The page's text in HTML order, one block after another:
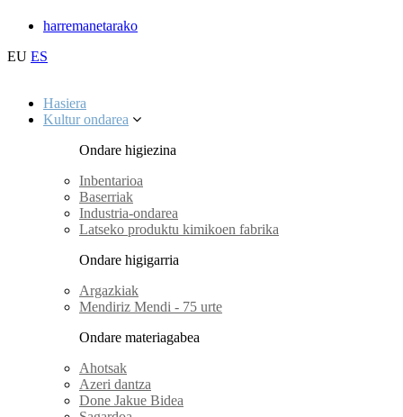
harremanetarako
EU ES
Hasiera
Kultur ondarea
Ondare higiezina
Inbentarioa
Baserriak
Industria-ondarea
Latseko produktu kimikoen fabrika
Ondare higigarria
Argazkiak
Mendiriz Mendi - 75 urte
Ondare materiagabea
Ahotsak
Azeri dantza
Done Jakue Bidea